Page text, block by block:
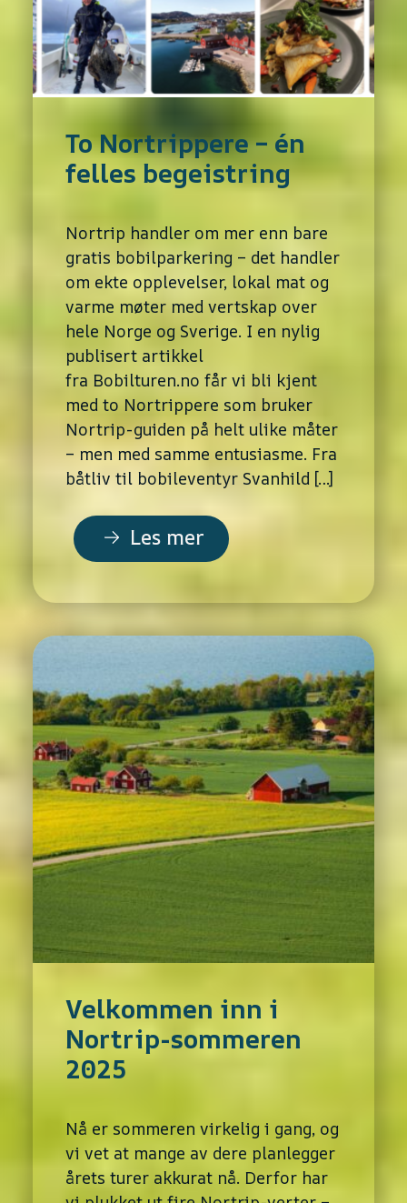
To Nortrippere – én
felles begeistring
Nortrip handler om mer enn bare
gratis bobilparkering – det handler
om ekte opplevelser, lokal mat og
varme møter med vertskap over
hele Norge og Sverige. I en nylig
publisert artikkel
fra Bobilturen.no får vi bli kjent
med to Nortrippere som bruker
Nortrip-guiden på helt ulike måter
– men med samme entusiasme. Fra
båtliv til bobileventyr Svanhild […]
Les mer
Velkommen inn i
Nortrip-sommeren
2025
Nå er sommeren virkelig i gang, og
vi vet at mange av dere planlegger
årets turer akkurat nå. Derfor har